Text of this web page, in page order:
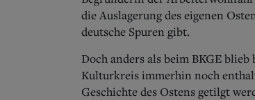
die Auslagerung des eigenen
deutsche Spuren gibt.
Doch anders als beim BKGE
Kulturkreis immerhin noch
Geschichte des Ostens getilgt